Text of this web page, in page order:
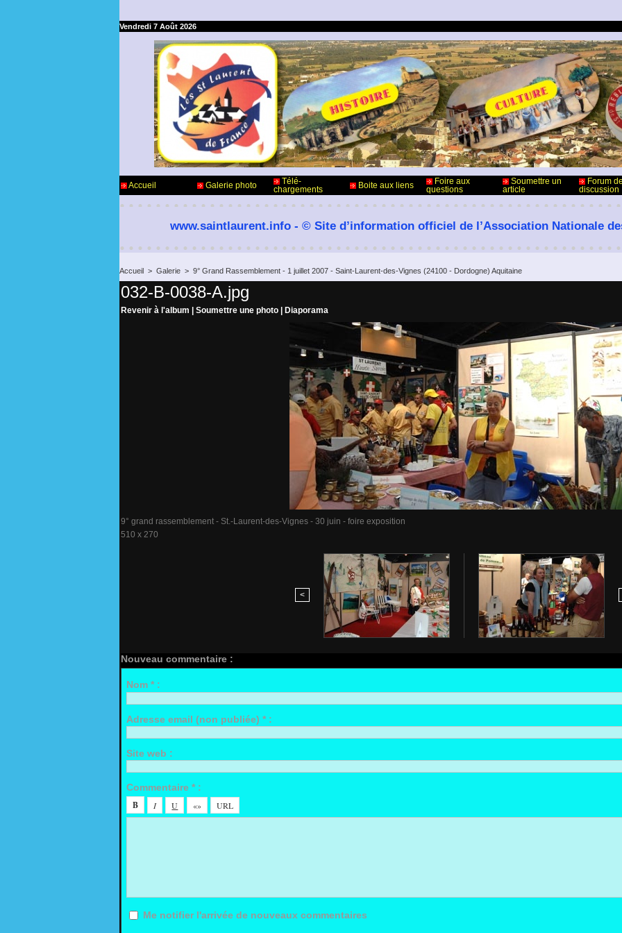
Vendredi 7 Août 2026
Accueil Galerie photo
Télé-
chargements
Boite aux liens
Foire aux
questions
Soumettre un
article
Forum
discussion
www.saintlaurent.info - © Site d’information officiel de l’Association Nationale
Accueil > Galerie > 9° Grand Rassemblement - 1 juillet 2007 - Saint-Laurent-des-Vignes (24100 - Dordogne) Aquitaine
032-B-0038-A.jpg
Revenir à l'album Soumettre une photo Diaporama
9° grand rassemblement - St.-Laurent-des-Vignes - 30 juin - foire exposition
510 x 270
<
Nouveau commentaire :
Nom * :
Adresse email (non publiée) * :
Site web :
Commentaire * :
Me notifier l'arrivée de nouveaux commentaires